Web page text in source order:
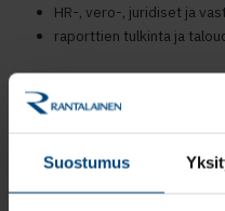
Suostumus
HR-, vero-, juridiset ja
raporttien tulkinta ja
Kulttuurialan
ennakointia
Kulttuurialan toimijoille on